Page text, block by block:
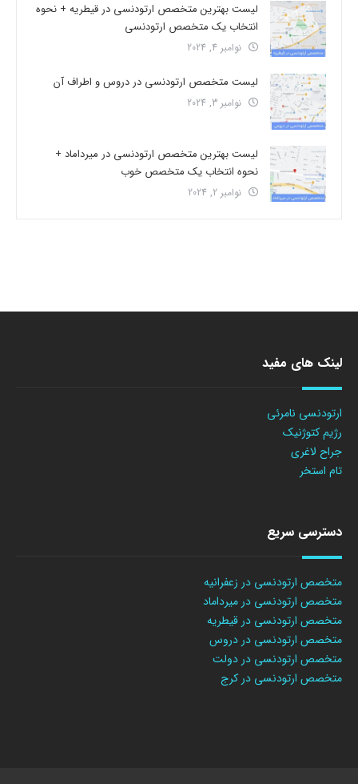
لیست بهترین متخصص ارتودنسی در قیطریه + نحوه
انتخاب یک متخصص ارتودنسی
نوامبر 4, 2024
لیست متخصص ارتودنسی در دروس و اطراف آن
نوامبر 3, 2024
لیست بهترین متخصص ارتودنسی در میرداماد +
نحوه انتخاب یک متخصص خوب
نوامبر 2, 2024
لینک های مفید
ارتودنسی نامرئی
رژیم کتوژنیک
جراح لاغری
تام استخر
دسترسی سریع
متخصص ارتودنسی در زعفرانیه
متخصص ارتودنسی در میرداماد
متخصص ارتودنسی در قیطریه
متخصص ارتودنسی در دروس
متخصص ارتودنسی در دولت
متخصص ارتودنسی در کرج